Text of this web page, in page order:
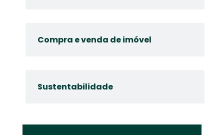
Compra e venda de imóvel
Sustentabilidade